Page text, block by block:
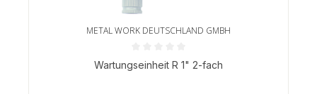
METAL WORK DEUTSCHLAND GMBH
Durchschnittliche Bewertung von 0 von 5 Sternen
Wartungseinheit R 1" 2-fach